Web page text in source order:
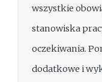
wszystkie
stanowiska
oczekiwania.
dodatkowe i